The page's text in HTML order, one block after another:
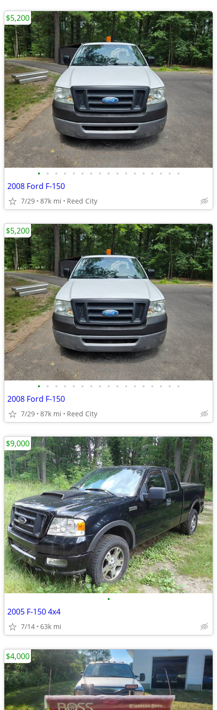
• • • • • • • • • • • • • • • • •
2008 Ford F-150
7/29 87k mi Reed City
$5,200
• • • • • • • • • • • • • • • • •
2008 Ford F-150
7/29 87k mi Reed City
$5,200
•
2005 F-150 4x4
7/14 63k mi
$9,000
$4,000